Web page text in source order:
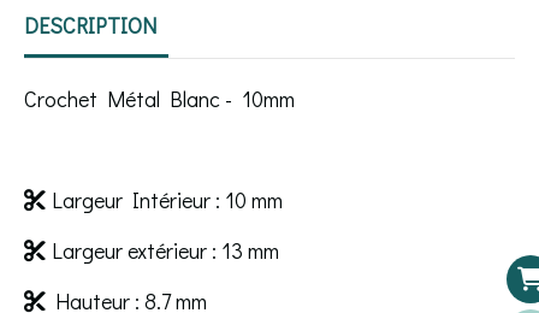
DESCRIPTION
Crochet Métal Blanc - 10mm
 Largeur Intérieur : 10 mm
 Largeur extérieur : 13 mm
 Hauteur : 8.7 mm